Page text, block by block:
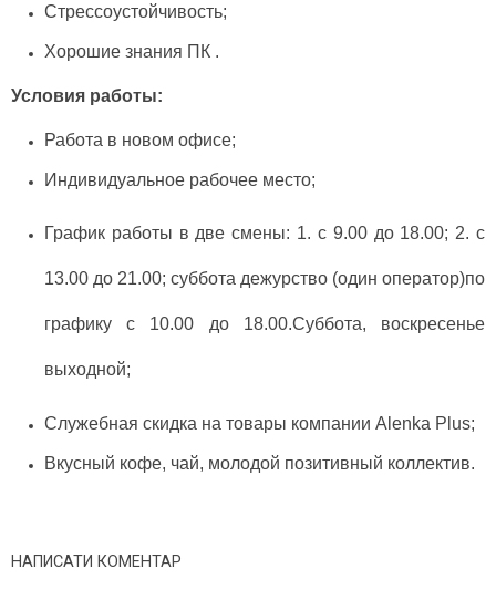
Стрессоустойчивость;
Хорошие знания ПК .
Условия работы:
Работа в новом офисе;
Индивидуальное рабочее место;
График работы в две смены: 1. с 9.00 до 18.00; 2. с
13.00 до 21.00; суббота дежурство (один оператор)по
графику с 10.00 до 18.00.Суббота, воскресенье
выходной;
Служебная скидка на товары компании Alenka Plus;
Вкусный кофе, чай, молодой позитивный коллектив.
НАПИСАТИ КОМЕНТАР